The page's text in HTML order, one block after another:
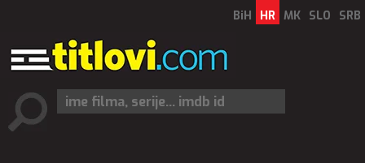
BiH HR MK SLO SRB